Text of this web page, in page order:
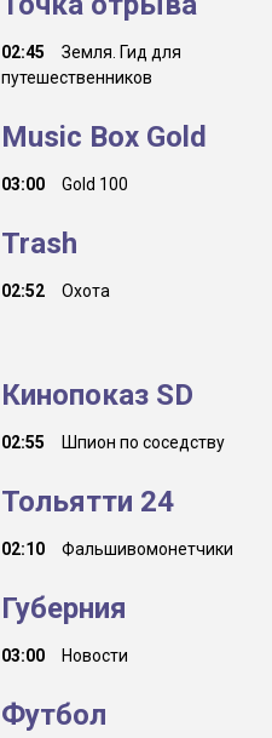
02:45
Земля. Гид для
путешественников
Music Box Gold
03:00 Gold 100
Trash
02:52 Охота
Кинопоказ SD
02:55 Шпион по соседству
Тольятти 24
02:10 Фальшивомонетчики
Губерния
03:00 Новости
Футбол